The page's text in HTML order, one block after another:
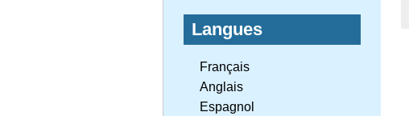
Langues
Français
Anglais
Espagnol